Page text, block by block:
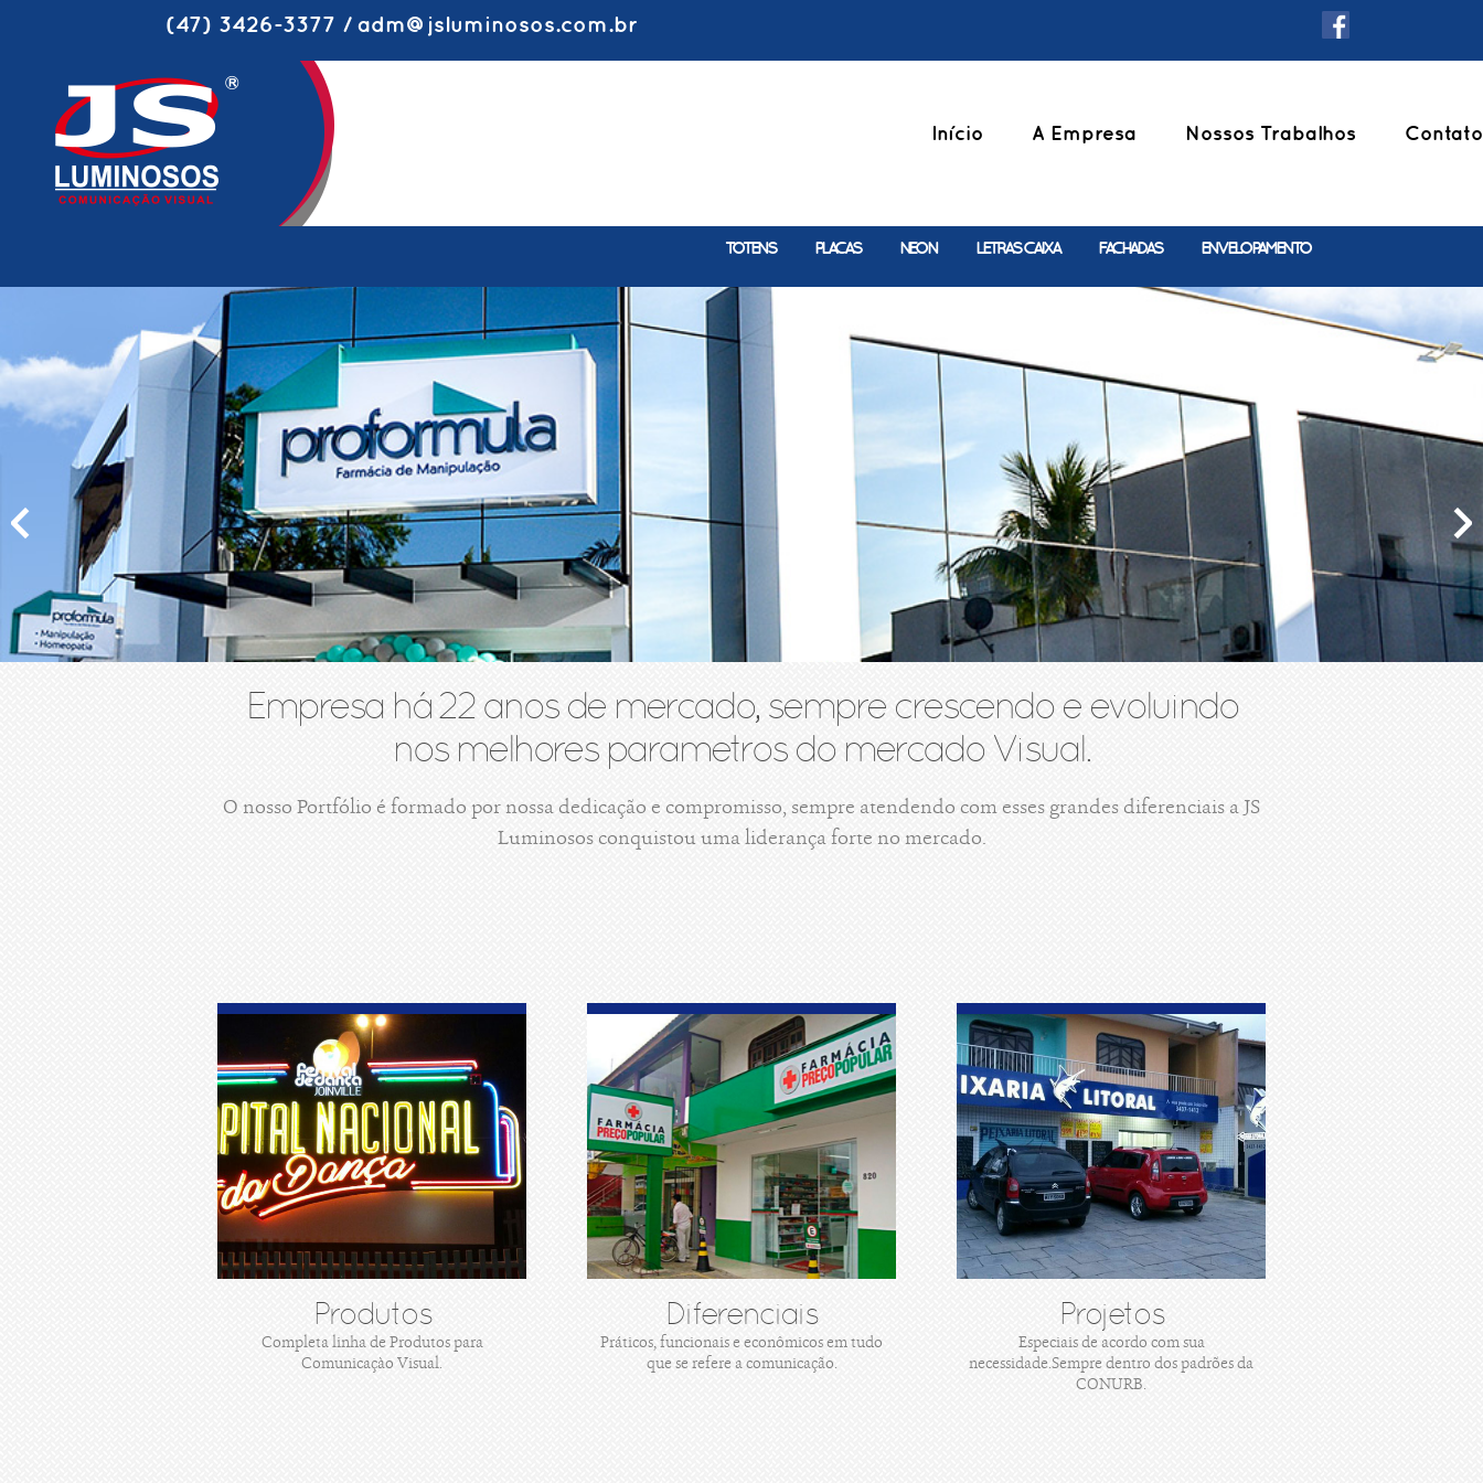
(47) 3426-3377 / adm@jsluminosos.com.br
Início A Empresa Nossos Trabalhos Contato
ENVELOPAMENTO
FACHADAS
LETRAS CAIXA
NEON
PLACAS
TOTENS
Empresa há 22 anos de mercado, sempre crescendo e evoluindo
nos melhores parametros do mercado Visual.
O nosso Portfólio é formado por nossa dedicação e compromisso, sempre atendendo com esses grandes diferenciais a JS
Luminosos conquistou uma liderança forte no mercado.
Produtos
Completa linha de Produtos para
Comunicaçào Visual.
Diferenciais
Práticos, funcionais e econômicos em tudo
que se refere a comunicação.
Projetos
Especiais de acordo com sua
necessidade.Sempre dentro dos padrões da
CONURB.